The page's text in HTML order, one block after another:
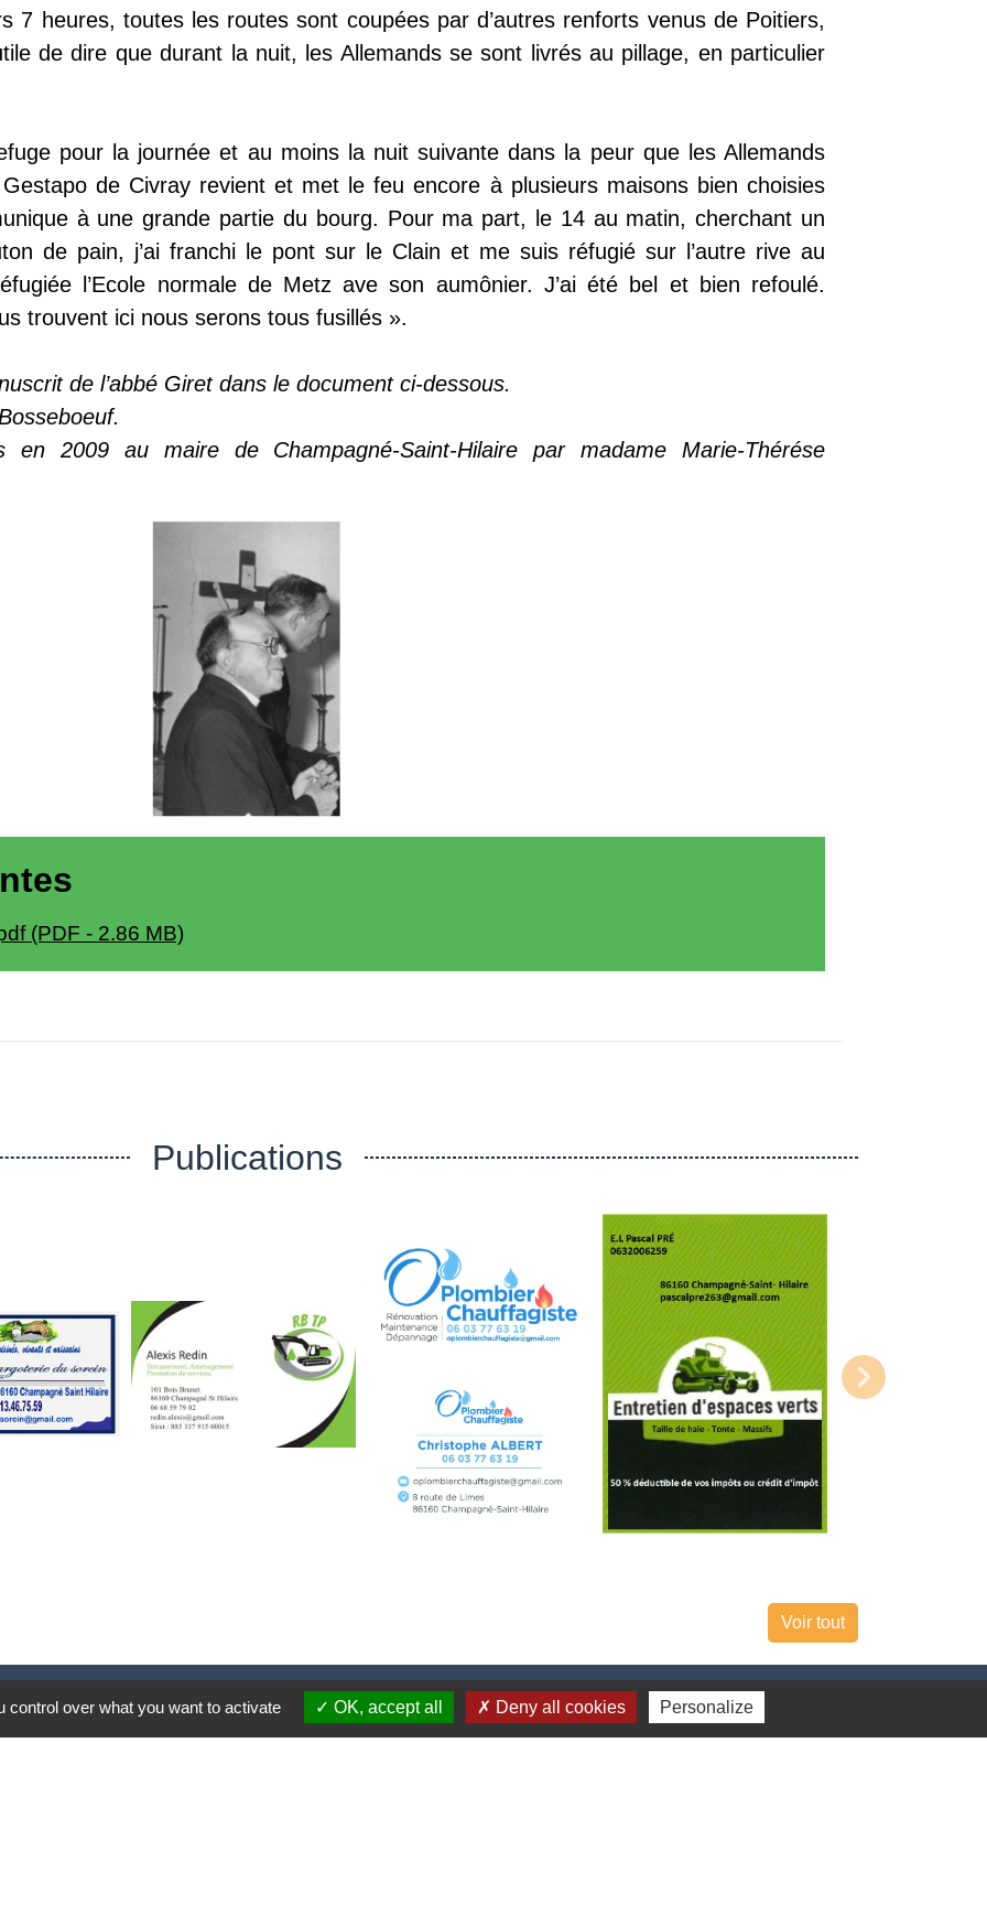
7 heures, toutes les routes sont coupées par d’autres renforts venus de Poitiers,
de dire que durant la nuit, les Allemands se sont livrés au pillage, en particulier
pour la journée et au moins la nuit suivante dans la peur que les Allemands
de Civray revient et met le feu encore à plusieurs maisons bien choisies
à une grande partie du bourg. Pour ma part, le 14 au matin, cherchant un
de pain, j’ai franchi le pont sur le Clain et me suis réfugié sur l’autre rive au
l’Ecole normale de Metz ave son aumônier. J’ai été bel et bien refoulé.
trouvent ici nous serons tous fusillés ».
de l’abbé Giret dans le document ci-dessous.
2009 au maire de Champagné-Saint-Hilaire par madame Marie-Thérése
(PDF - 2.86 MB)
Publications
Voir tout
Contacts
Commune de Champagné-Saint-Hilaire
over what you want to activate OK, accept all Deny all cookies Personalize